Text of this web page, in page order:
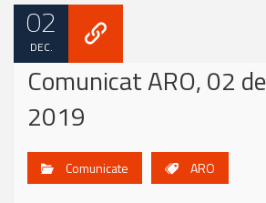
02
DEC.
Comunicat ARO, 02
2019
Comunicate ARO